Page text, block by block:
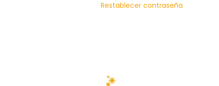
Restablecer contraseña